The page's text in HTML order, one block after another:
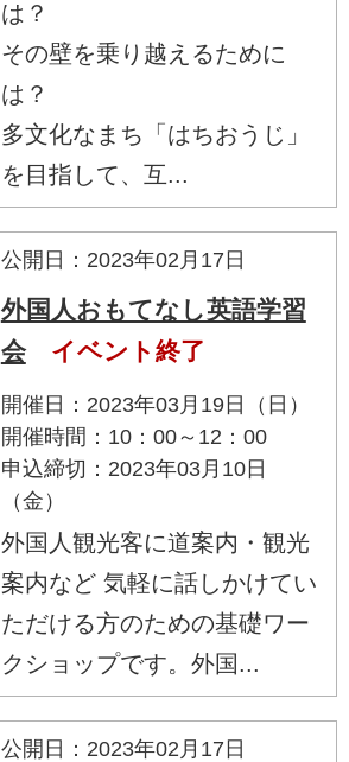
は？
その壁を乗り越えるために
は？
多文化なまち「はちおうじ」
を目指して、互...
公開日：2023年02月17日
外国人おもてなし英語学習
会
イベント終了
開催日：2023年03月19日（日）
開催時間：10：00～12：00
申込締切：2023年03月10日
（金）
外国人観光客に道案内・観光
案内など 気軽に話しかけてい
ただける方のための基礎ワー
クショップです。外国...
公開日：2023年02月17日